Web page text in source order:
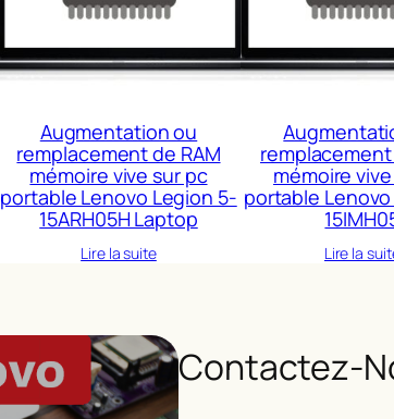
Augmentation ou
remplacement de RAM
mémoire vive sur pc
portable Lenovo Legion 5-
15ARH05H Laptop
Lire la suite
remplacement
mémoire
portable
Lire la
Contactez-